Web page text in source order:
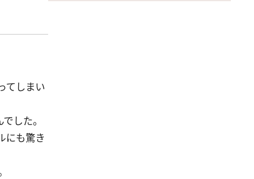
てしまい
した。
にも驚き